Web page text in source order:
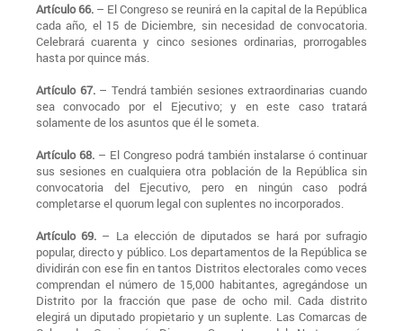
Artículo 66. – El Congreso se reunirá en la capital de la República
cada año, el 15 de Diciembre, sin necesidad de convocatoria.
Celebrará cuarenta y cinco sesiones ordinarias, prorrogables
hasta por quince más.
Artículo 67.– Tendrá también sesiones extraordinarias cuando
sea convocado por el Ejecutivo; y en este caso tratará
solamente de los asuntos que él le someta.
Artículo 68. – El Congreso podrá también instalarse ó continuar
sus sesiones en cualquiera otra población de la República sin
convocatoria del Ejecutivo, pero en ningún caso podrá
completarse el quorum legal con suplentes no incorporados.
Artículo 69. – La elección de diputados se hará por sufragio
popular, directo y público. Los departamentos de la República se
dividirán con ese fin en tantos Distritos electorales como veces
comprendan el número de 15,000 habitantes, agregándose un
Distrito por la fracción que pase de ocho mil. Cada distrito
elegirá un diputado propietario y un suplente. Las Comarcas de